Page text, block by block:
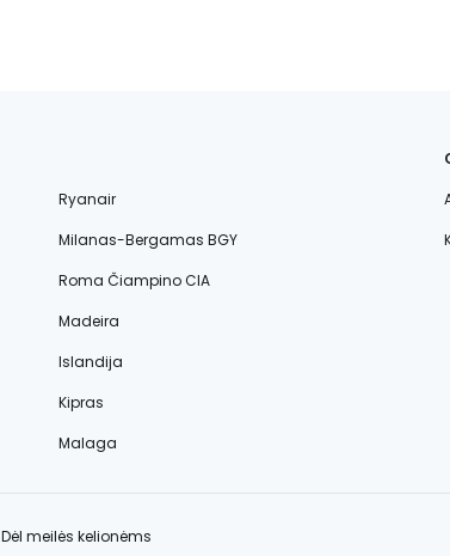
Ryanair
Milanas-Bergamas BGY
Roma Čiampino CIA
Madeira
Islandija
Kipras
Malaga
Dėl meilės kelionėms